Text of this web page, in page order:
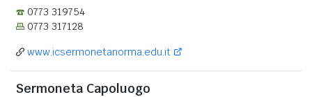
0773 319754
0773 317128
www.icsermonetanorma.edu.it
Sermoneta Capoluogo